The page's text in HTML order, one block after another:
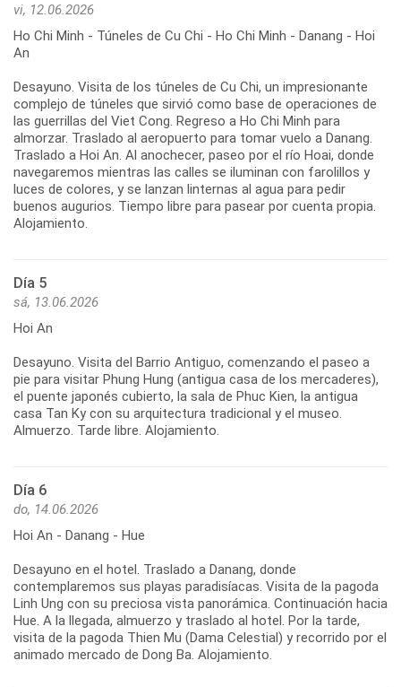
vi, 12.06.2026
Ho Chi Minh - Túneles de Cu Chi - Ho Chi Minh - Danang - Hoi
An
Desayuno. Visita de los túneles de Cu Chi, un impresionante
complejo de túneles que sirvió como base de operaciones de
las guerrillas del Viet Cong. Regreso a Ho Chi Minh para
almorzar. Traslado al aeropuerto para tomar vuelo a Danang.
Traslado a Hoi An. Al anochecer, paseo por el río Hoai, donde
navegaremos mientras las calles se iluminan con farolillos y
luces de colores, y se lanzan linternas al agua para pedir
buenos augurios. Tiempo libre para pasear por cuenta propia.
Día 5
sá, 13.06.2026
Hoi An
Desayuno. Visita del Barrio Antiguo, comenzando el paseo a
pie para visitar Phung Hung (antigua casa de los mercaderes),
el puente japonés cubierto, la sala de Phuc Kien, la antigua
casa Tan Ky con su arquitectura tradicional y el museo.
Día 6
do, 14.06.2026
Hoi An - Danang - Hue
Desayuno en el hotel. Traslado a Danang, donde
contemplaremos sus playas paradisíacas. Visita de la pagoda
Linh Ung con su preciosa vista panorámica. Continuación hacia
Hue. A la llegada, almuerzo y traslado al hotel. Por la tarde,
visita de la pagoda Thien Mu (Dama Celestial) y recorrido por el